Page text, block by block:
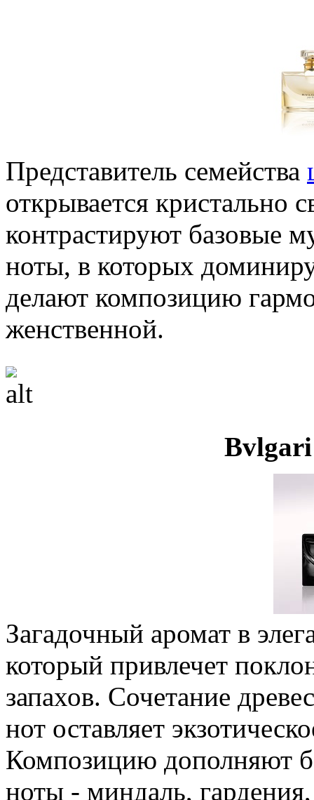
Представитель семейства
открывается кристально
контрастируют базовые
ноты, в которых
делают композицию
женственной.
Загадочный аромат в
который привлечет
запахов. Сочетание
нот оставляет
Композицию дополняют
ноты - миндаль,